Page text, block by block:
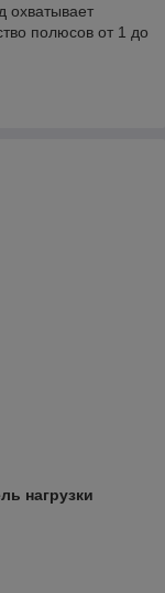
полюсов от 1 до
нагрузки